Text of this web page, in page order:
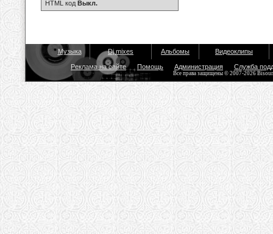
HTML код Выкл.
Музыка Dj mixes Альбомы Видеоклипы
Реклама на сайте Помощь Администрация Служба
Все права защищены © 2007-2026